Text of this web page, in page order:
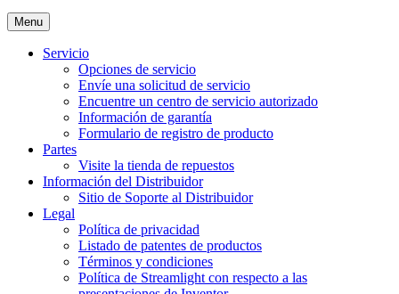
Menu
Servicio
Opciones de servicio
Envíe una solicitud de servicio
Encuentre un centro de servicio autorizado
Información de garantía
Formulario de registro de producto
Partes
Visite la tienda de repuestos
Información del Distribuidor
Sitio de Soporte al Distribuidor
Legal
Política de privacidad
Listado de patentes de productos
Términos y condiciones
Política de Streamlight con respecto a las